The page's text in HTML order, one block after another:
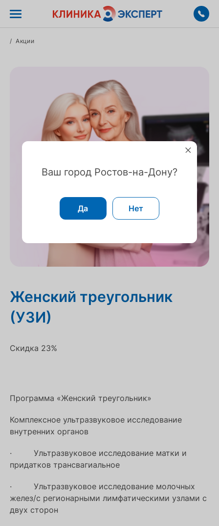
/ Акции
Женский треугольник
(УЗИ)
Скидка 23%
Программа «Женский треугольник»
Комплексное ультразвуковое исследование
внутренних органов
· Ультразвуковое исследование матки и
придатков трансвагиальное
· Ультразвуковое исследование молочных
желез/с регионарными лимфатическими узлами с
двух сторон
Ваш город Ростов-на-Дону?
Да Нет